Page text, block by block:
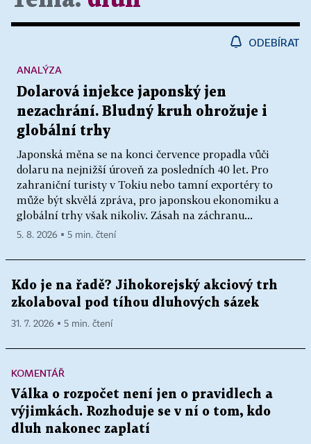
ODEBÍRAT
Dolarová injekce japonský jen
nezachrání. Bludný kruh ohrožuje i
globální trhy
Japonská měna se na konci července propadla vůči
dolaru na nejnižší úroveň za posledních 40 let. Pro
zahraniční turisty v Tokiu nebo tamní exportéry to
může být skvělá zpráva, pro japonskou ekonomiku a
globální trhy však nikoliv. Zásah na záchranu...
ANALÝZA
5. 8. 2026 ▪ 5 min. čtení
Kdo je na řadě? Jihokorejský akciový trh
zkolaboval pod tíhou dluhových sázek
31. 7. 2026 ▪ 5 min. čtení
KOMENTÁŘ
Válka o rozpočet není jen o pravidlech a
výjimkách. Rozhoduje se v ní o tom, kdo
dluh nakonec zaplatí